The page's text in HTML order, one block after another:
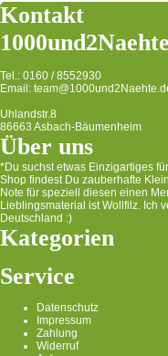
Kontakt
1000und2Naehte
Tel.: 0160 / 8552930
Email:
Uhlandstr.8
86663 Asbach-Bäumenheim
Über uns
*Du suchst etwas Einzigartiges
Shop findest Du zauberhafte
Note für speziell diesen einen
Lieblingsmaterial ist Wollfilz. Ich
Deutschland :)
Kategorien
Service
Datenschutz
Impressum
Zahlung
Widerruf